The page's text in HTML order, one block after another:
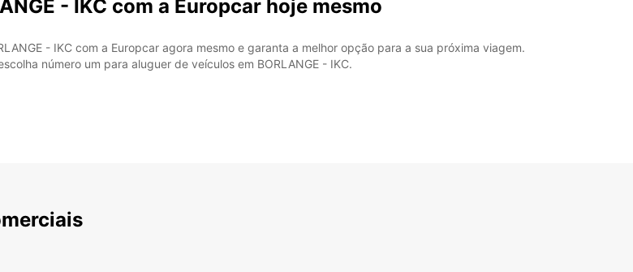
- IKC com a Europcar hoje mesmo
- IKC com a Europcar agora mesmo e garanta a melhor opção para a sua próxima viagem.
número um para aluguer de veículos em BORLANGE - IKC.